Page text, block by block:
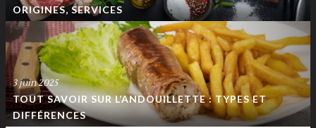
ORIGINES, SERVICES
3 juin 2025
TOUT SAVOIR SUR L’ANDOUILLETTE : TYPES ET
DIFFÉRENCES